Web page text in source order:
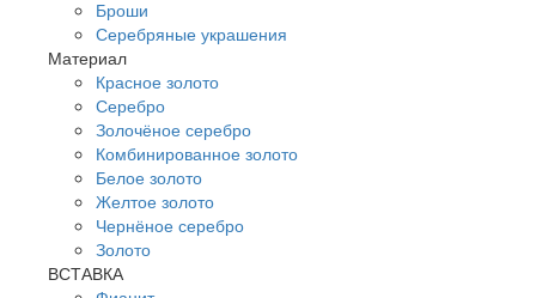
Броши
Серебряные украшения
Материал
Красное золото
Серебро
Золочёное серебро
Комбинированное золото
Белое золото
Желтое золото
Чернёное серебро
Золото
ВСТАВКА